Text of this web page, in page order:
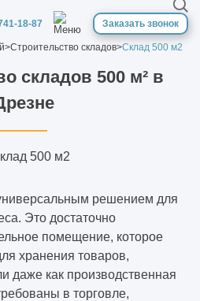
18-87 Заказать звонок
>Строительство складов>Склад 500 м2
cкладов 500 м² в
решением для
Это достаточно
помещение, которое
хранения товаров,
даже как производственная
в торговле,